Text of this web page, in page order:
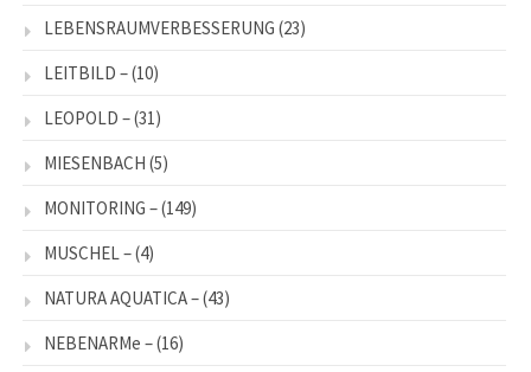
LEBENSRAUMVERBESSERUNG (23)
LEITBILD –(10)
LEOPOLD –(31)
MIESENBACH (5)
MONITORING –(149)
MUSCHEL –(4)
NATURA AQUATICA –(43)
NEBENARMe –(16)